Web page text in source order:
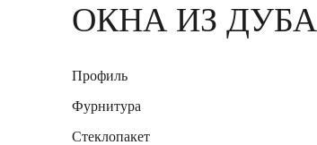
ОКНА ИЗ ДУБА
Профиль
Фурнитура
Стеклопакет